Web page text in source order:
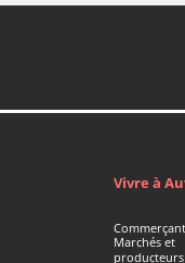
Vivre à
Marchés et
producteurs